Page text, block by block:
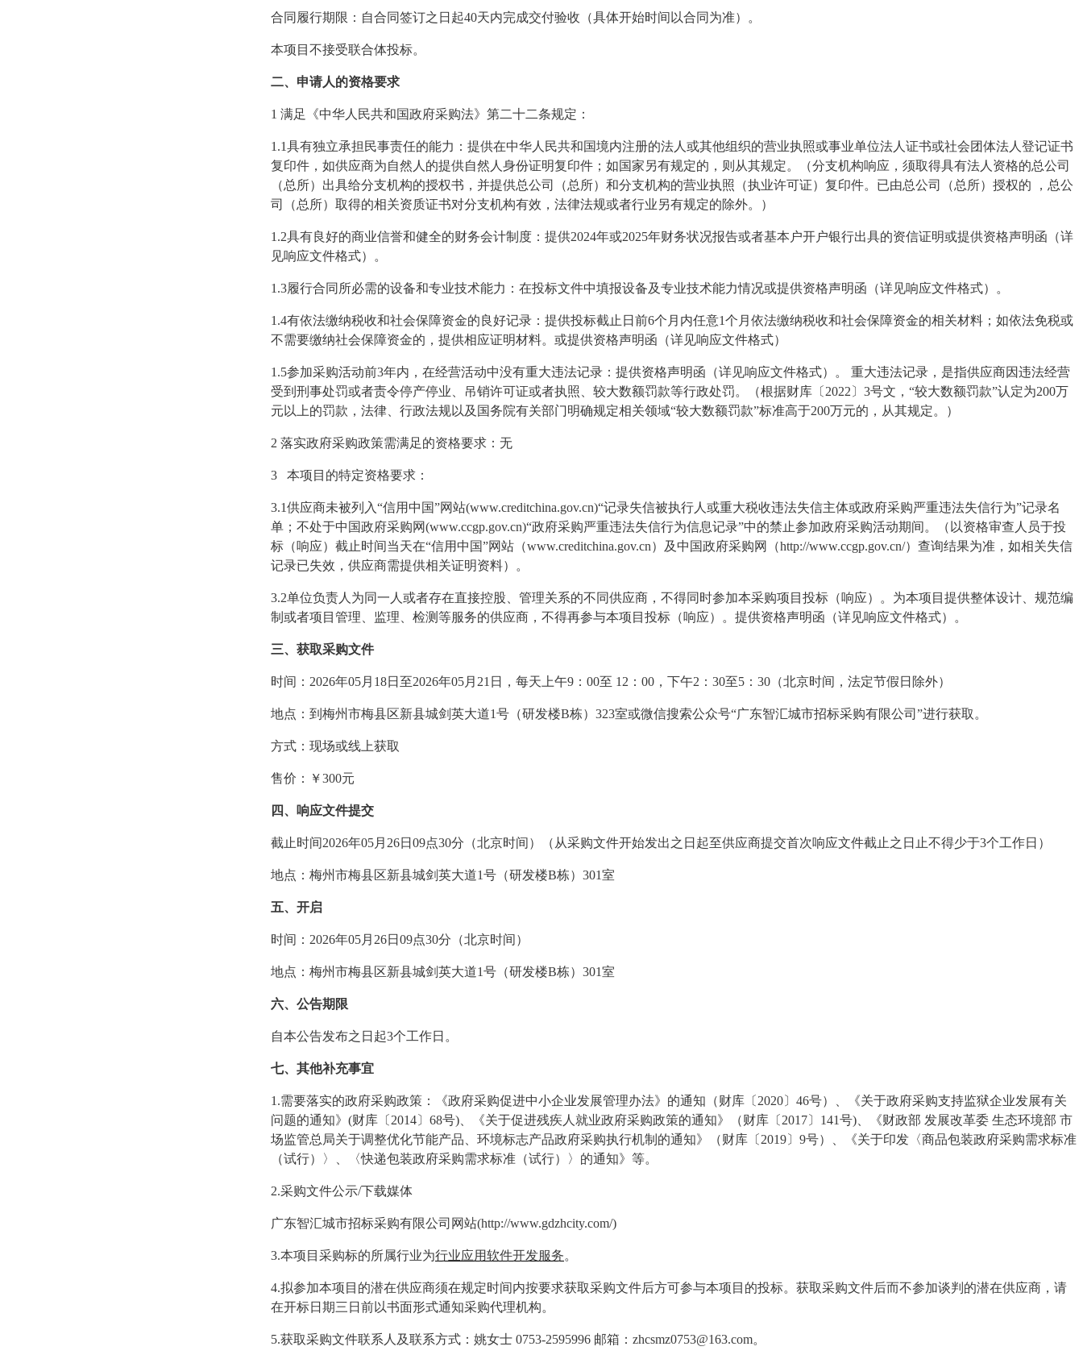
合同履行期限：自合同签订之日起40天内完成交付验收（具体开始时间以合同为准）。
本项目不接受联合体投标。
二、 申请人的资格要求
1 满足《中华人民共和国政府采购法》第二十二条规定：
1.1具有独立承担民事责任的能力：提供在中华人民共和国境内注册的法人或其他组织的营业执照或事业单位法人证书或社会团体法人登记证书
复印件，如供应商为自然人的提供自然人身份证明复印件；如国家另有规定的，则从其规定。（分支机构响应，须取得具有法人资格的总公司
（总所）出具给分支机构的授权书，并提供总公司（总所）和分支机构的营业执照（执业许可证）复印件。已由总公司（总所）授权的
，总公
司（总所）取得的相关资质证书对分支机构有效，法律法规或者行业另有规定的除外。）
1.2具有良好的商业信誉和健全的财务会计制度：提供2024年或2025年财务状况报告或者基本户开户银行出具的资信证明或提供资格声明函（详
见响应文件格式）。
1.3履行合同所必需的设备和专业技术能力 ：在投标文件中填报设备及专业技术能力情况或提供资格声明函（详见响应文件格式） 。
1.4有依法缴纳税收和社会保障资金的良好记录：提供投标截止日前6个月内任意1个月依法缴纳税收和社会保障资金的相关材料；如依法免税或
不需要缴纳社会保障资金的，提供相应证明材料。或提供资格声明函（详见响应文件格式）
1.5参加采购活动前3年内，在经营活动中没有重大违法记录：提供资格声明函（详见响应文件格式）。 重大违法记录，是指供应商因违法经营
受到刑事处罚或者责令停产停业、吊销许可证或者执照、较大数额罚款等行政处罚。（根据财库〔 2022 〕 3号文，“较大数额罚款”认定为200万
元以上的罚款，法律、行政法规以及国务院有关部门明确规定相关领域“较大数额罚款”标准高于200万元的，从其规定。）
2 落实政府采购政策需满足的资格要求： 无
3 本项目的特定资格要求：
3.1供应商未被列入“信用中国”网站(www.creditchina.gov.cn)“记录失信被执行人或重大税收违法失信主体或政府采购严重违法失信行为”记录名
单；不处于中国政府采购网(www.ccgp.gov.cn)“政府采购严重违法失信行为信息记录”中的禁止参加政府采购活动期间。（以资格审查人员于投
标（响应）截止时间当天在“信用中国”网站（www.creditchina.gov.cn）及中国政府采购网（http://www.ccgp.gov.cn/）查询结果为准，如相关失信
记录已失效，供应商需提供相关证明资料）。
3.2单位负责人为同一人或者存在直接控股、管理关系的不同供应商，不得同时参加本采购项目投标（响应）。为本项目提供整体设计、规范编
制或者项目管理、监理、检测等服务的供应商，不得再参与本项目投标（响应）。 提供资格声明函（详见响应文件格式）。
三、 获取采购文件
时间： 2026年05月 18日至2026年05月 21 日，每天上午9 ： 00至 12 ： 00 ，下午2 ： 30至5 ： 30 （北京时间， 法定节假日 除外）
地点：到梅州市梅县区新县城剑英大道1号（研发楼B栋） 323室或微信搜索公众号“广东智汇城市招标采购有限公司”进行获取。
方式：现场或线上获取
售价：￥300元
四、 响应文件提交
截止时间2026年05月 26日 09点30分（北京时间）（从采购文件开始发出之日起至供应商提交首次响应文件截止之日止不得少于3个工作日）
地点：梅州市梅县区新县城剑英大道1号（研发楼B栋） 301室
五、 开启
时间： 2026年05月 26日 09点30分（北京时间）
地点：梅州市梅县区新县城剑英大道1号（研发楼B栋） 301室
六、 公告期限
自本公告发布之日起3个工作日。
七、 其他补充事宜
1.需要落实的政府采购政策：《政府采购促进中小企业发展管理办法》的通知（财库〔 2020〕 46号）、《关于政府采购支持监狱企业发展有关
问题的通知》 (财库〔 2014〕 68号) 、《关于促进残疾人就业政府采购政策的通知》（财库〔 2017〕 141号) 、《财政部 发展改革委 生态环境部 市
场监管总局关于调整优化节能产品、环境标志产品政府采购执行机制的通知》（财库〔 2019〕 9号）、《关于印发〈商品包装政府采购需求标准
（试行）〉、〈快递包装政府采购需求标准（试行）〉的通知》等。
2.采购文件公示/下载媒体
广东智汇城市招标采购有限公司网站(http://www.gdzhcity.com/)
3.本项目采购标的所属行业为行业应用软件开发服务。
4.拟参加本项目的潜在供应商须在规定时间内按要求获取采购文件后方可参与本项目的投标。获取采购文件后而不参加谈判的潜在供应商，请
在开标日期三日前以书面形式通知采购代理机构。
5.获取采购文件联系人及联系方式：姚女士 0753-2595996 邮箱： zhcsmz0753@163.com。